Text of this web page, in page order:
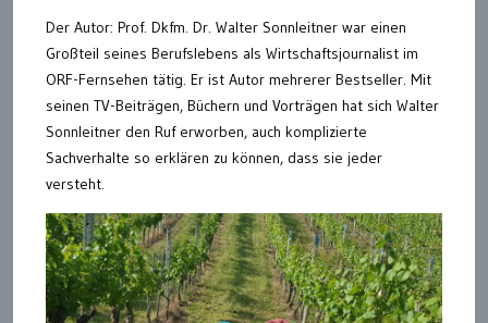
Der Autor: Prof. Dkfm. Dr. Walter Sonnleitner war einen
Großteil seines Berufslebens als Wirtschaftsjournalist im
ORF-Fernsehen tätig. Er ist Autor mehrerer Bestseller. Mit
seinen TV-Beiträgen, Büchern und Vorträgen hat sich Walter
Sonnleitner den Ruf erworben, auch komplizierte
Sachverhalte so erklären zu können, dass sie jeder
versteht.